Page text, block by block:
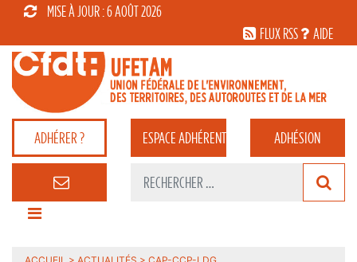
MISE À JOUR : 6 AOÛT 2026
FLUX RSS
AIDE
ADHÉRER ? ESPACEADHÉRENT ADHÉSION